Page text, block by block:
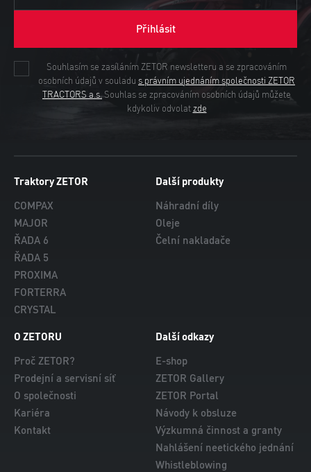
Přihlásit
Souhlasím se zasíláním ZETOR newsletteru a se zpracováním
osobních údajů v souladu s právním ujednáním společnosti ZETOR
TRACTORS a.s. Souhlas se zpracováním osobních údajů můžete
kdykoliv odvolat zde
Traktory ZETOR
COMPAX
MAJOR
ŘADA 6
ŘADA 5
PROXIMA
FORTERRA
CRYSTAL
Další produkty
Náhradní díly
Oleje
Čelní nakladače
O ZETORU
Proč ZETOR?
Prodejní a servisní síť
O společnosti
Kariéra
Kontakt
Další odkazy
E-shop
ZETOR Gallery
ZETOR Portal
Návody k obsluze
Výzkumná činnost a granty
Nahlášení neetického jednání
Whistleblowing